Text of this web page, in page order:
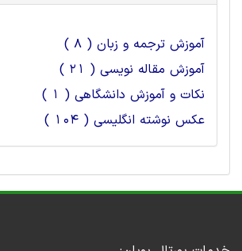
آموزش ترجمه و زبان ( 8 )
آموزش مقاله نویسی ( 21 )
نکات و آموزش دانشگاهی ( 1 )
عکس نوشته انگلیسی ( 104 )